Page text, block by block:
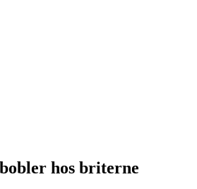
hos briterne